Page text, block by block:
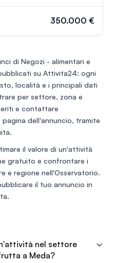
350.000 €
di Negozi - alimentari e
su Attivita24: ogni
località e i principali dati
per settore, zona e
e contattare
dell'annuncio, tramite
il valore di un'attività
gratuito e confrontare i
e regione nell'Osservatorio.
il tuo annuncio in
nel settore
a Meda?